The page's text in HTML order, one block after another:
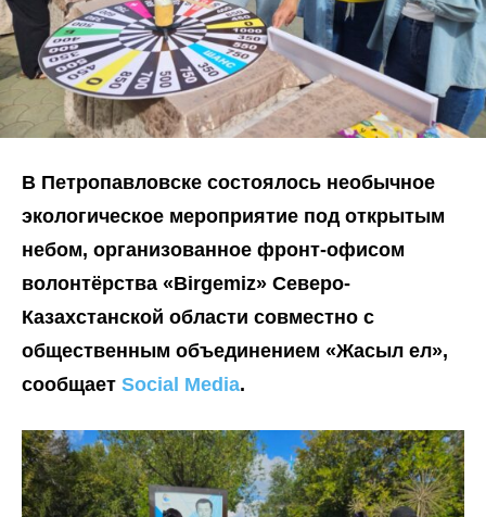
В Петропавловске состоялось необычное
экологическое мероприятие под открытым
небом, организованное фронт-офисом
волонтёрства «Birgemiz» Северо-
Казахстанской области совместно с
общественным объединением «Жасыл ел»,
сообщает Social Media.